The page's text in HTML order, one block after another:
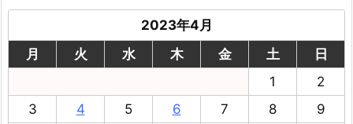
2023年4月
月
火 水 木 金 土
日
1
2
3
4 5 6 7 8
9